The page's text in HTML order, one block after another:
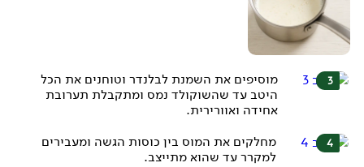
מוסיפים את השמנת לבלנדר וטוחנים את הכל
היטב עד שהשוקולד נמס ומתקבלת תערובת
אחידה ואוורירית.
מחלקים את המוס בין כוסות הגשה ומעבירים
למקרר עד שהוא מתייצב.